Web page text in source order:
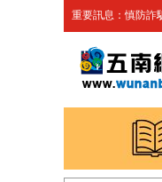
重要訊息：慎防詐